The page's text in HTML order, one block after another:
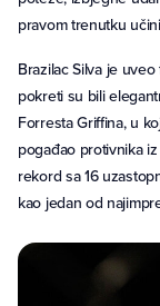
pravom trenutku
Brazilac Silva je
pokreti su bili
Forresta Griffina, u
pogađao protivnika
rekord sa 16
kao jedan od